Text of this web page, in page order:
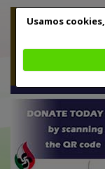
Usamos